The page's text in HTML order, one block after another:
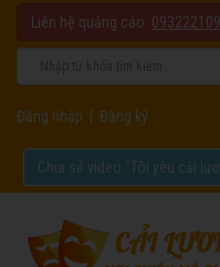
Liên hệ quảng cáo:
Đăng nhập Đăng ký
Chia sẻ video "Tôi yêu cải